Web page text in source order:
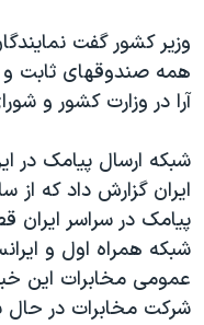
اقتصادی
علم و فناوری
اسرائیل در جنگ
گالری عکس
آرشیو پخش زنده
حمله جمهوری اسلامی به
رمز مهسا
ورزش زنان در ایران
اعتراضات زن، زندگی،
مجموعه مستندهای
تریبونال مردمی آبان ۹۸
دادگاه حمید نوری
چهل سال گروگان‌گیری
زبانهای مختلف
وزیر کشور گفت
همه صندوقهای ثابت
آرا در وزارت کشور و
شبکه ارسال پیامک در
پیامک در سراسر
شبکه همراه اول و
عمومی مخابرات این
شرکت مخابرات در حال